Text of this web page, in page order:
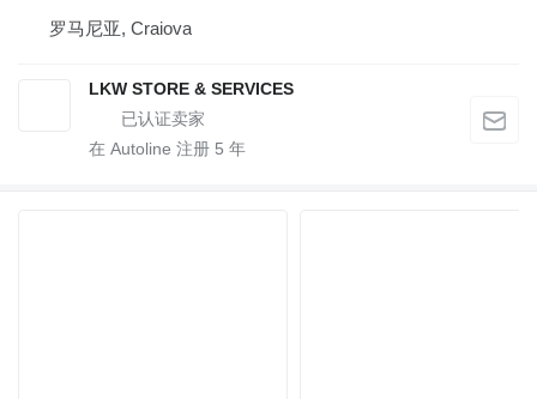
罗马尼亚, Craiova
LKW STORE & SERVICES
在 Autoline 注册 5 年